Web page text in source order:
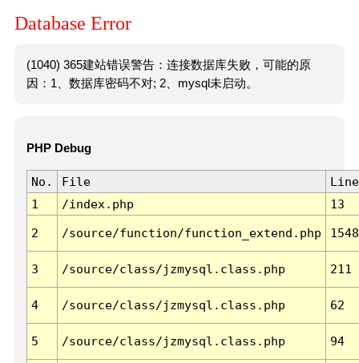
Database Error
(1040) 365建站错误警告：连接数据库失败，可能的原
因：1、数据库密码不对; 2、mysql未启动。
PHP Debug
No. File
Line
1
/index.php 13
2 /source/function/function_extend.php 1548
3 /source/class/jzmysql.class.php 211
4 /source/class/jzmysql.class.php 62
5 /source/class/jzmysql.class.php 94